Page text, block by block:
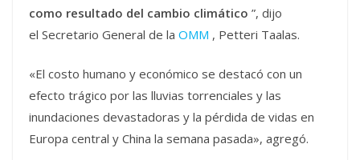
como resultado del cambio climático ”, dijo
el Secretario General de la OMM , Petteri Taalas.
«El costo humano y económico se destacó con un
efecto trágico por las lluvias torrenciales y las
inundaciones devastadoras y la pérdida de vidas en
Europa central y China la semana pasada», agregó.